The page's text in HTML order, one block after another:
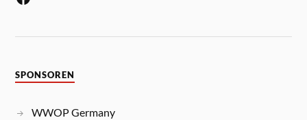
SPONSOREN
WWOP Germany